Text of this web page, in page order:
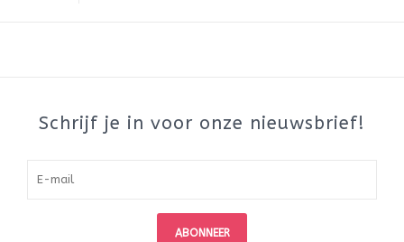
Schrijf je in voor onze nieuwsbrief!
ABONNEER